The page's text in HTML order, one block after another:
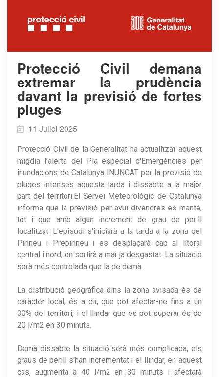
Protecció Civil demana
extremar la prudència
davant la previsió de fortes
pluges
11 Juliol 2025
Protecció Civil de la Generalitat ha actualitzat aquest
migdia l’alerta del Pla especial d'Emergències per
inundacions de Catalunya INUNCAT per la previsió de
pluges intenses aquesta tarda i dissabte a la major
part del territori.El Servei Meteorològic de Catalunya
informa que la previsió per avui divendres es manté,
tot i que amb algun increment de grau de perill
localitzat. L'episodi s'iniciarà a la tarda a la zona del
Pirineu i Prepirineu i es desplaçarà cap al litoral
central i nord, on sortirà a mar ja desgastat. La situació
serà més controlada que la de demà.
La distribució geogràfica dins la zona avisada és de
caràcter local, és a dir, que pot afectar-ne fins a un
30% del territori, i el llindar que es pot superar és de
20 l/m2 en 30 minuts.
Demà dissabte la situació serà més complicada, els
graus de perill s'han incrementat i el llindar, en aquest
cas, augmenta a 40 l/m2 en 30 minuts i afectarà